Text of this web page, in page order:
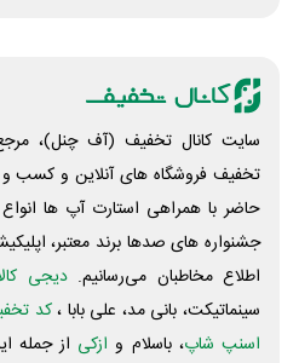
سایت کانال تخفیف (آف چنل)،
تخفیف فروشگاه های آنلاین و کسب و‌
حاضر با همراهی استارت آپ ها
جشنواره های صدها برند معتبر،
اطلاع مخاطبان می‌رسانیم. دیجی
سینماتیکت، بانی مد، علی‌ بابا ،کد
اسنپ شاپ، باسلام و ازکی از جمله